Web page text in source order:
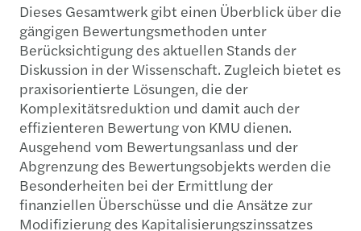
Dieses Gesamtwerk gibt einen Überblick über die
gängigen Bewertungsmethoden unter
Berücksichtigung des aktuellen Stands der
Diskussion in der Wissenschaft. Zugleich bietet es
praxisorientierte Lösungen, die der
Komplexitätsreduktion und damit auch der
effizienteren Bewertung von KMU dienen.
Ausgehend vom Bewertungsanlass und der
Abgrenzung des Bewertungsobjekts werden die
Besonderheiten bei der Ermittlung der
finanziellen Überschüsse und die Ansätze zur
Modifizierung des Kapitalisierungszinssatzes